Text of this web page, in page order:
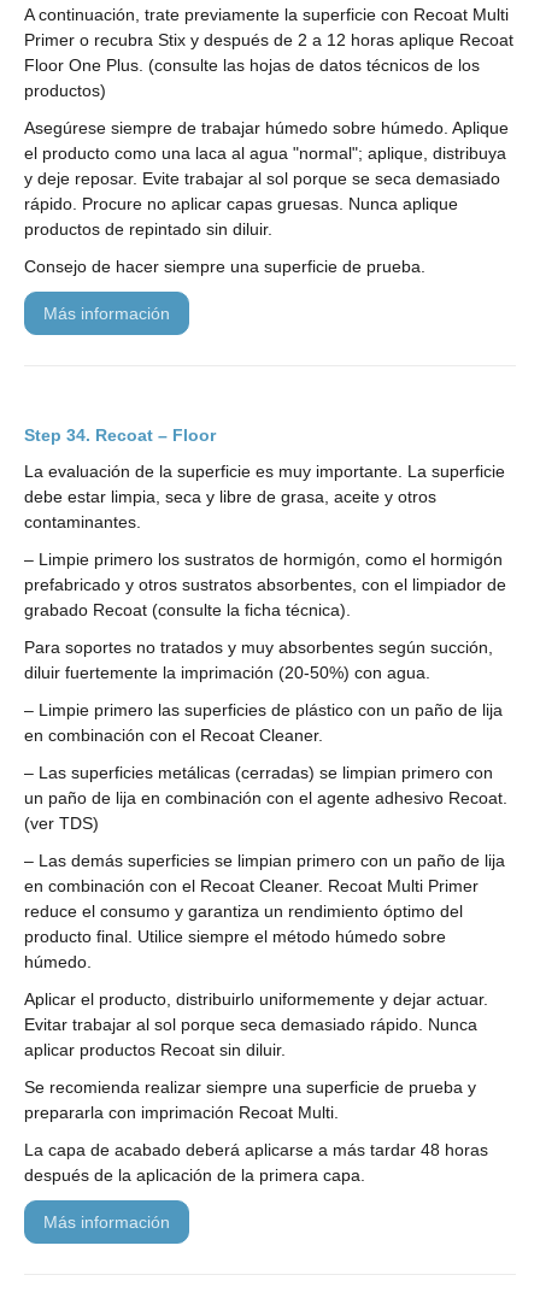
A continuación, trate previamente la superficie con Recoat Multi
Primer o recubra Stix y después de 2 a 12 horas aplique Recoat
Floor One Plus. (consulte las hojas de datos técnicos de los
productos)
Asegúrese siempre de trabajar húmedo sobre húmedo. Aplique
el producto como una laca al agua "normal"; aplique, distribuya
y deje reposar. Evite trabajar al sol porque se seca demasiado
rápido. Procure no aplicar capas gruesas. Nunca aplique
productos de repintado sin diluir.
Consejo de hacer siempre una superficie de prueba.
más información
Recoat – Floor
La evaluación de la superficie es muy importante. La superficie
debe estar limpia, seca y libre de grasa, aceite y otros
contaminantes.
– Limpie primero los sustratos de hormigón, como el hormigón
prefabricado y otros sustratos absorbentes, con el limpiador de
grabado Recoat (consulte la ficha técnica).
Para soportes no tratados y muy absorbentes según succión,
diluir fuertemente la imprimación (20-50%) con agua.
– Limpie primero las superficies de plástico con un paño de lija
en combinación con el Recoat Cleaner.
– Las superficies metálicas (cerradas) se limpian primero con
un paño de lija en combinación con el agente adhesivo Recoat.
(ver TDS)
– Las demás superficies se limpian primero con un paño de lija
en combinación con el Recoat Cleaner. Recoat Multi Primer
reduce el consumo y garantiza un rendimiento óptimo del
producto final. Utilice siempre el método húmedo sobre
húmedo.
Aplicar el producto, distribuirlo uniformemente y dejar actuar.
Evitar trabajar al sol porque seca demasiado rápido. Nunca
aplicar productos Recoat sin diluir.
Se recomienda realizar siempre una superficie de prueba y
prepararla con imprimación Recoat Multi.
La capa de acabado deberá aplicarse a más tardar 48 horas
después de la aplicación de la primera capa.
más información